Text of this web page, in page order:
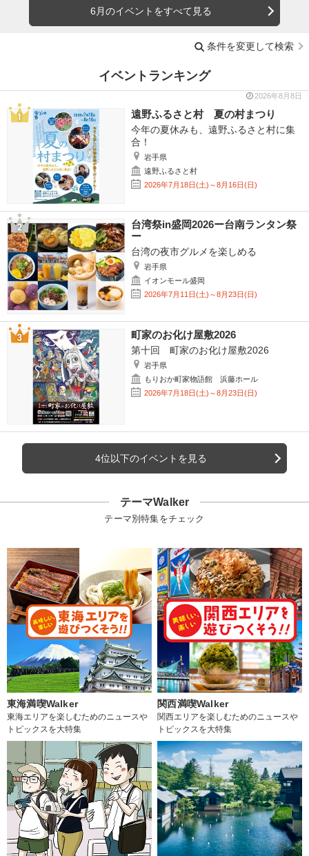
6月のイベントをすべて見る
条件を変更して検索
イベントランキング
2026年8月8日
遠野ふるさと村 夏の村まつり
今年の夏休みも、遠野ふるさと村に集
合！
岩手県
遠野ふるさと村
2026年7月18日(土)～8月16日(日)
台湾祭in盛岡2026ー台南ランタン祭
ー
台湾の夜市グルメを楽しめる
岩手県
イオンモール盛岡
2026年7月11日(土)～8月23日(日)
町家のお化け屋敷2026
第十回 町家のお化け屋敷2026
岩手県
もりおか町家物語館 浜藤ホール
2026年7月18日(土)～8月23日(日)
4位以下のイベントを見る
テーマWalker
テーマ別特集をチェック
東海満喫Walker
東海エリアを楽しむためのニュースや
トピックスを大特集
関西満喫Walker
関西エリアを楽しむためのニュースや
トピックスを大特集